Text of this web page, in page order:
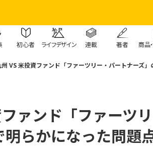
初心者 ライフデザイン 連載 著者 商品・
州 VS 米投資ファンド「ファーツリー・パートナーズ
ァンド「ファーツ
らかになった問題